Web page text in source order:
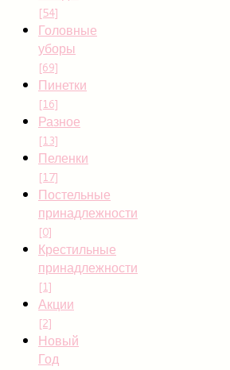
[54]
Головные
уборы
[69]
Пинетки
[16]
Разное
[13]
Пеленки
[17]
Постельные
принадлежности
[0]
Крестильные
принадлежности
[1]
Акции
[2]
Новый
Год